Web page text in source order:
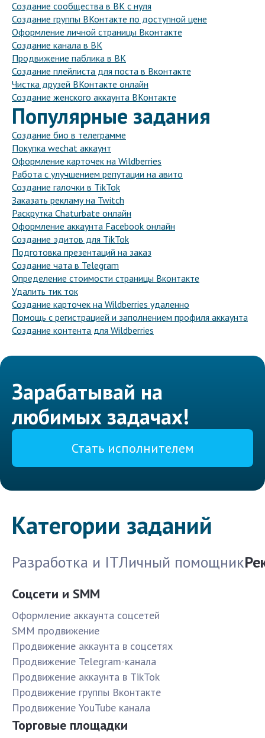
Создание сообщества в ВК с нуля
Создание группы ВКонтакте по доступной цене
Оформление личной страницы Вконтакте
Создание канала в ВК
Продвижение паблика в ВК
Создание плейлиста для поста в Вконтакте
Чистка друзей ВКонтакте онлайн
Создание женского аккаунта ВКонтакте
Популярные задания
Создание био в телеграмме
Покупка wechat аккаунт
Оформление карточек на Wildberries
Работа с улучшением репутации на авито
Создание галочки в TikTok
Заказать рекламу на Twitch
Раскрутка Chaturbate онлайн
Оформление аккаунта Facebook онлайн
Создание эдитов для TikTok
Подготовка презентаций на заказ
Создание чата в Telegram
Определение стоимости страницы Вконтакте
Удалить тик ток
Создание карточек на Wildberries удаленно
Помощь с регистрацией и заполнением профиля аккаунта
Создание контента для Wildberries
Зарабатывай на
любимых задачах!
Стать исполнителем
Категории заданий
Разработка и ITЛичный помощник
Соцсети и SMM
Оформление аккаунта соцсетей
SMM продвижение
Продвижение аккаунта в соцсетях
Продвижение Telegram-канала
Продвижение аккаунта в TikTok
Продвижение группы Вконтакте
Продвижение YouTube канала
Торговые площадки